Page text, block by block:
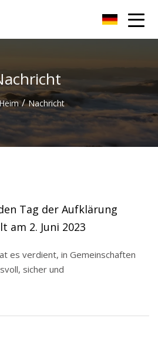
/ Nachricht
Tag der Aufklärung
am 2. Juni 2023
es verdient, in Gemeinschaften
sicher und